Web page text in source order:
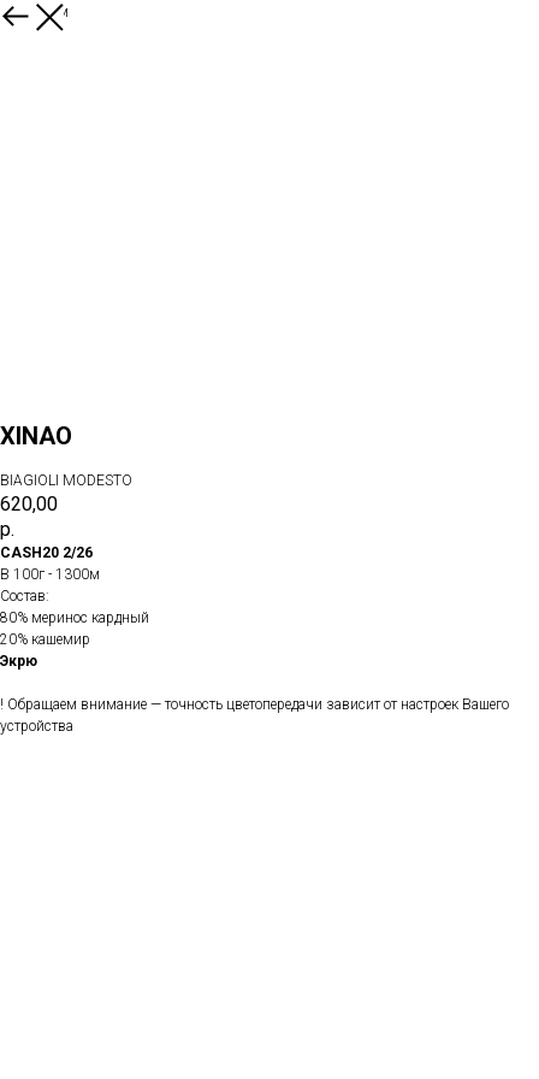
К товарам
XINAO
BIAGIOLI MODESTO
620,00
р.
CASH20 2/26
В 100г - 1300м
Состав:
80% меринос кардный
20% кашемир
Экрю
! Обращаем внимание — точность цветопередачи зависит от настроек Вашего
устройства